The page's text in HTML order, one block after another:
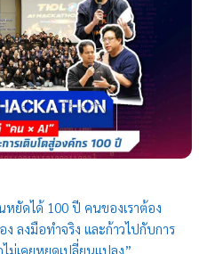
หยัดได้ 100 ปี คนของเราต้อง
ลงมือทำจริง และก้าวไปกับการ
ม่เคยหยุดเปลี่ยนแปลง”